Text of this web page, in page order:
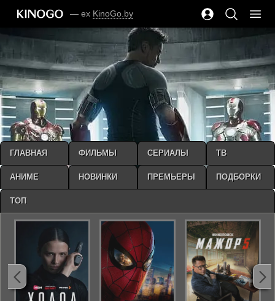
— ex KinoGo.by
ГЛАВНАЯ ФИЛЬМЫ СЕРИАЛЫ ТВ
АНИМЕ НОВИНКИ ПРЕМЬЕРЫ ПОДБОРКИ
ТОП